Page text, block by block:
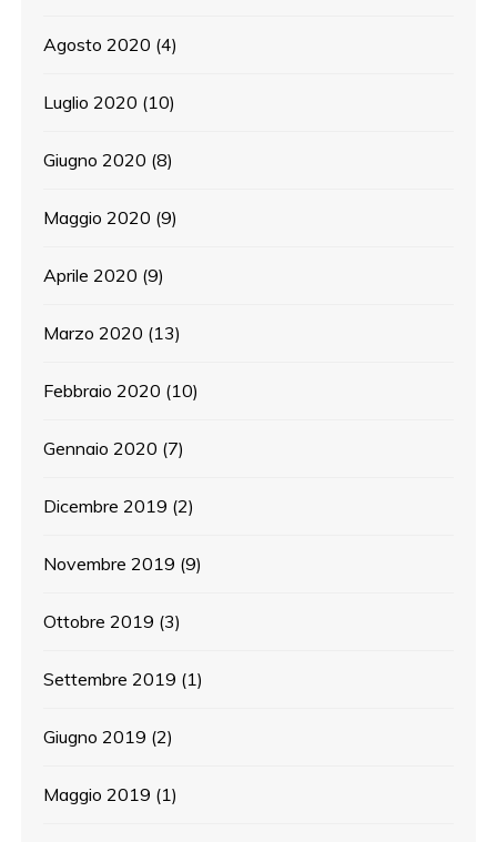
Agosto 2020 (4)
Luglio 2020 (10)
Giugno 2020 (8)
Maggio 2020 (9)
Aprile 2020 (9)
Marzo 2020 (13)
Febbraio 2020 (10)
Gennaio 2020 (7)
Dicembre 2019 (2)
Novembre 2019 (9)
Ottobre 2019 (3)
Settembre 2019 (1)
Giugno 2019 (2)
Maggio 2019 (1)